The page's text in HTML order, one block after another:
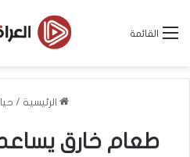
القائمة
الرئيسية /
طعام خارق